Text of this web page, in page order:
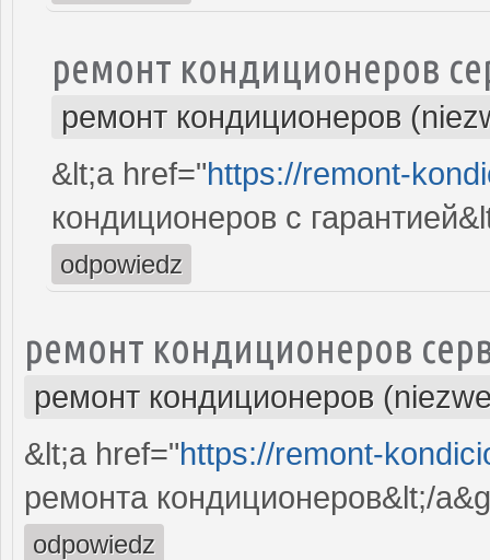
ремонт кондиционеров
ремонт кондиционеров
&lt;a href="https://remont-
кондиционеров с
odpowiedz
ремонт кондиционеров
ремонт кондиционеров
&lt;a href="https://remont-
ремонта кондиционеров&lt;/
odpowiedz